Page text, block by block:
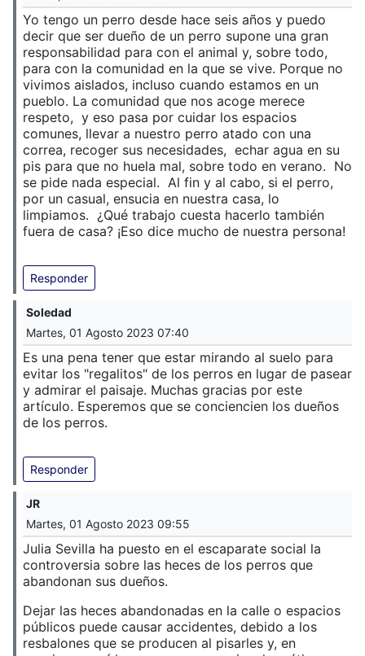
Yo tengo un perro desde hace seis años y puedo
decir que ser dueño de un perro supone una gran
responsabilidad para con el animal y, sobre todo,
para con la comunidad en la que se vive. Porque no
vivimos aislados, incluso cuando estamos en un
pueblo. La comunidad que nos acoge merece
respeto, y eso pasa por cuidar los espacios
comunes, llevar a nuestro perro atado con una
correa, recoger sus necesidades, echar agua en su
pis para que no huela mal, sobre todo en verano. No
se pide nada especial. Al fin y al cabo, si el perro,
por un casual, ensucia en nuestra casa, lo
limpiamos. ¿Qué trabajo cuesta hacerlo también
fuera de casa? ¡Eso dice mucho de nuestra persona!
Responder
Soledad
Martes, 01 Agosto 2023 07:40
Es una pena tener que estar mirando al suelo para
evitar los "regalitos" de los perros en lugar de pasear
y admirar el paisaje. Muchas gracias por este
artículo. Esperemos que se conciencien los dueños
de los perros.
Responder
JR
Martes, 01 Agosto 2023 09:55
Julia Sevilla ha puesto en el escaparate social la
controversia sobre las heces de los perros que
abandonan sus dueños.
Dejar las heces abandonadas en la calle o espacios
públicos puede causar accidentes, debido a los
resbalones que se producen al pisarles y, en